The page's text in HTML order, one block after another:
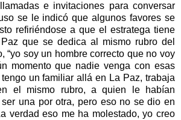
e invitaciones para conversar
se le indicó que algunos favores se
refiriéndose a que el estratega tiene
que se dedica al mismo rubro del
“yo soy un hombre correcto que no voy
momento que nadie venga con esas
un familiar allá en La Paz, trabaja
el mismo rubro, a quien le habían
una por otra, pero eso no se dio en
verdad eso me ha molestado, yo creo